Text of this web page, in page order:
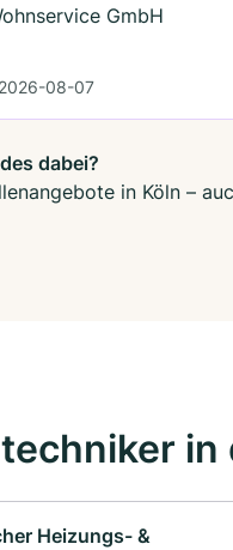
GmbH
08-07
dabei?
in Köln –
in
Heizungs- &